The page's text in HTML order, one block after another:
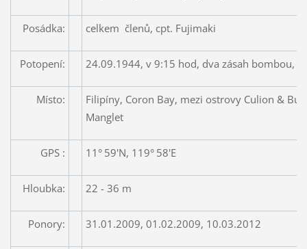
Posádka: celkem členů, cpt. Fujimaki
Potopení: 24.09.1944, v 9:15 hod, dva zásah bombou,
Místo:
Filipíny, Coron Bay, mezi ostrovy Culion &
Manglet
GPS : 11° 59'N, 119° 58'E
Hloubka: 22 - 36 m
Ponory: 31.01.2009, 01.02.2009, 10.03.2012